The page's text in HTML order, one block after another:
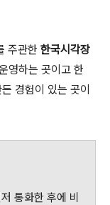
주관한 한국시각장
영하는 곳이고 한
경험이 있는 곳이
통화한 후에 비